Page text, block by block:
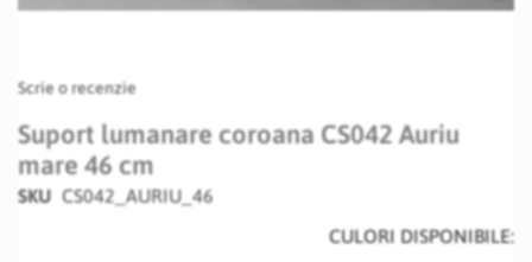
to
beginning
of
the
Scrie o recenzie
Suport lumanare coroana CS042 Auriu
mare 46 cm
SKU CS042_AURIU_46
CULORI DISPONIBILE: